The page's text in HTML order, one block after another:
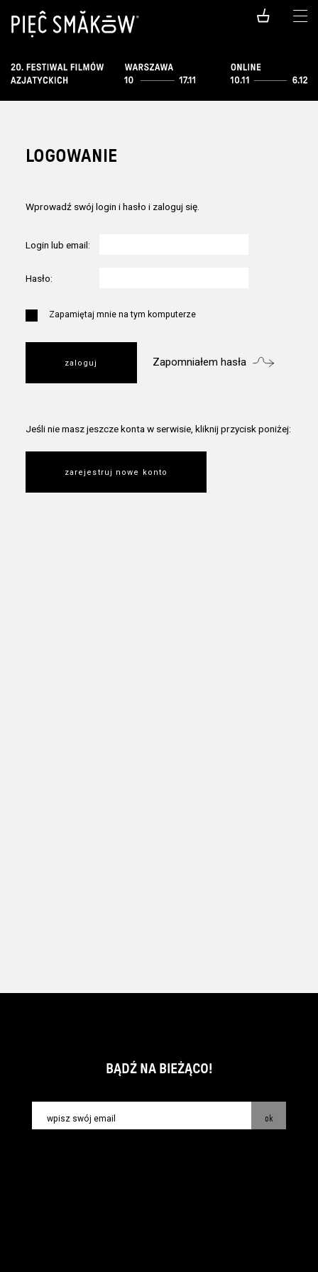
LOGOWANIE
Wprowadź swój login i hasło i zaloguj się.
Login lub email:
Hasło:
Zapamiętaj mnie na tym komputerze
Zapomniałem hasła
Jeśli nie masz jeszcze konta w serwisie, kliknij przycisk poniżej:
zarejestruj nowe konto
BĄDŹ NA BIEŻĄCO!
ok